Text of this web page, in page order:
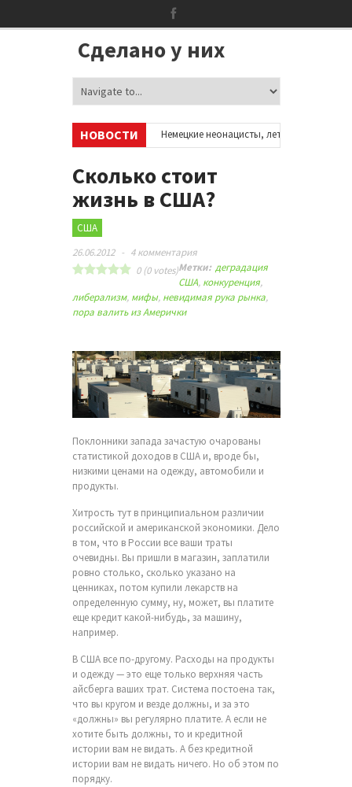
Сделано у них
НОВОСТИ
в соцсетях •
Немецкие неонацисты, летевшие на отдых в
Сотни бездомных мигрантов оккупировали аэропорт в Париже
Сколько стоит
жизнь в США?
США
26.06.2012 - 4 комментария
0(0votes)Метки: деградация
США, конкуренция,
либерализм, мифы, невидимая рука рынка,
пора валить из Амерички
Поклонники запада зачастую очарованы
статистикой доходов в США и, вроде бы,
низкими ценами на одежду, автомобили и
продукты.
Хитрость тут в принципиальном различии
российской и американской экономики. Дело
в том, что в России все ваши траты
очевидны. Вы пришли в магазин, заплатили
ровно столько, сколько указано на
ценниках, потом купили лекарств на
определенную сумму, ну, может, вы платите
еще кредит какой-нибудь, за машину,
например.
В США все по-другому. Расходы на продукты
и одежду — это еще только верхняя часть
айсберга ваших трат. Система постоена так,
что вы кругом и везде должны, и за это
«должны» вы регулярно платите. А если не
хотите быть должны, то и кредитной
истории вам не видать. А без кредитной
истории вам не видать ничего. Но об этом по
порядку.